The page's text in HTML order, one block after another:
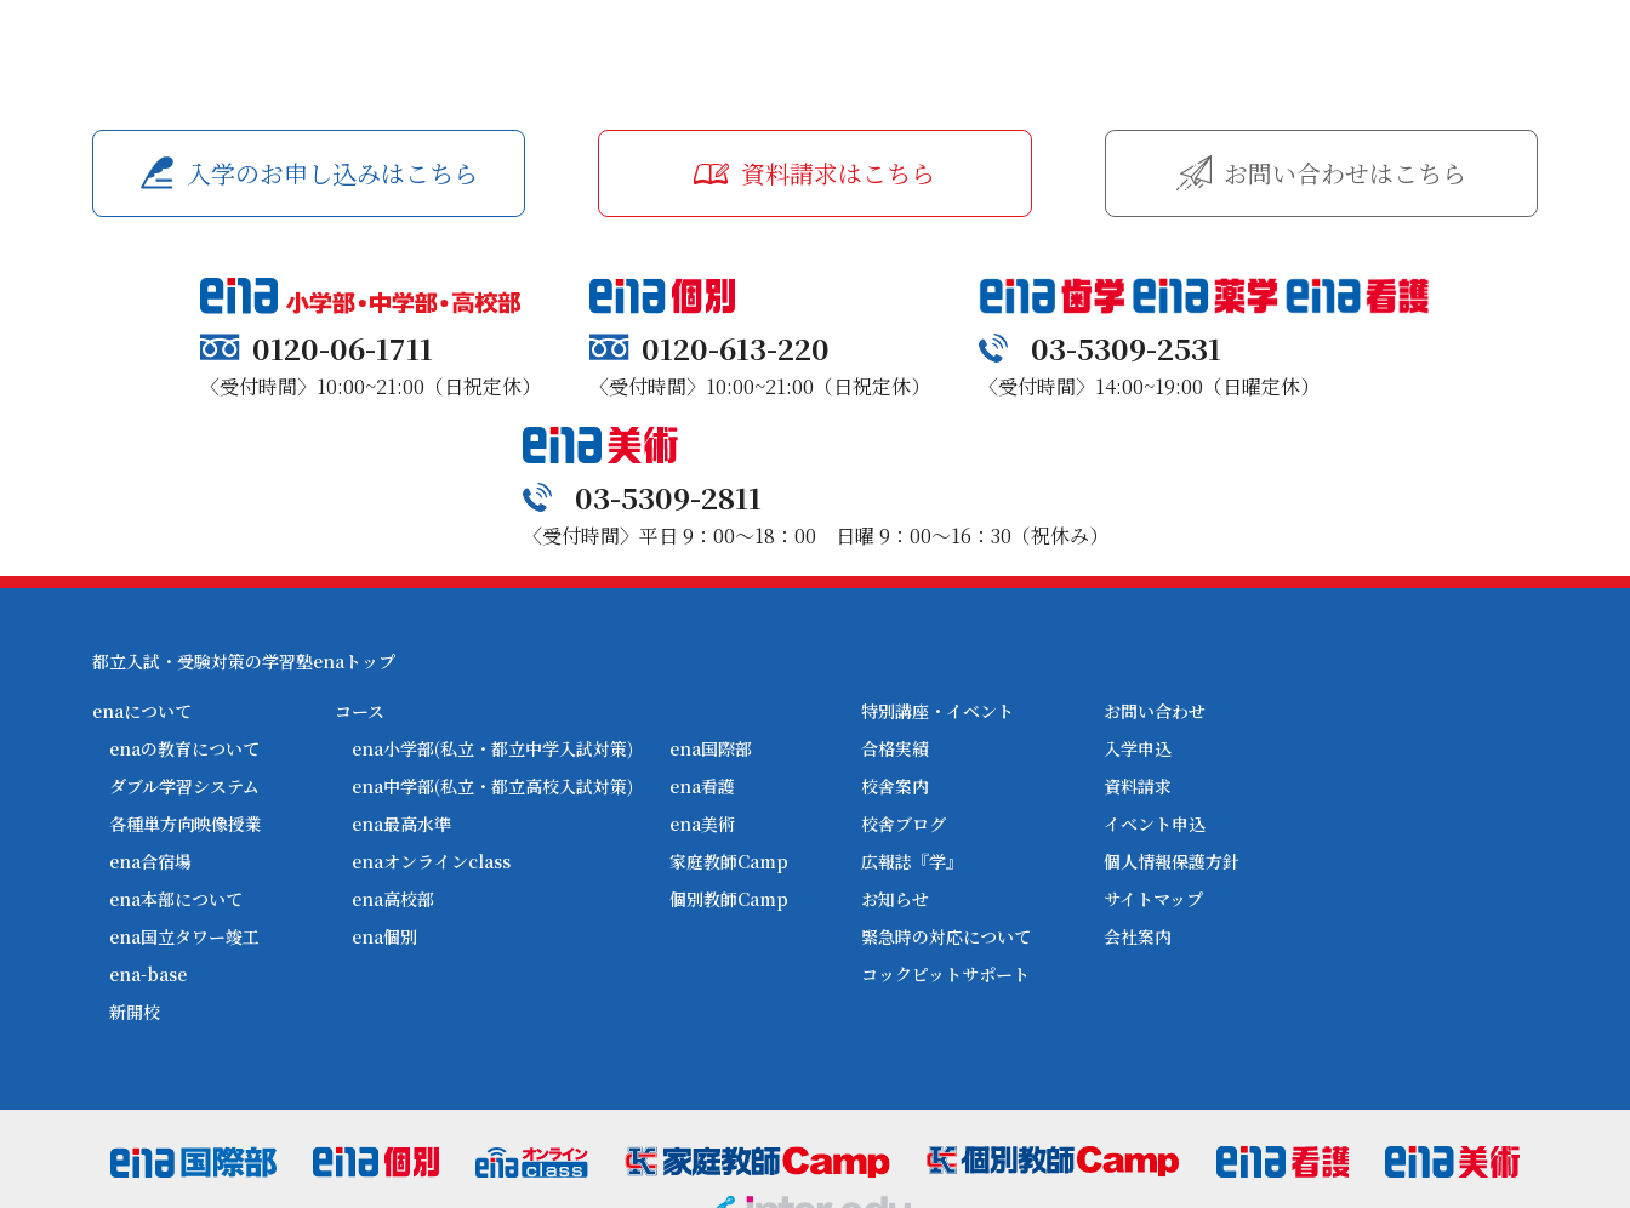
入学のお申し込みはこちら 資料請求はこちら お問い合わせはこちら
0120-06-1711
〈受付時間〉10:00~21:00（日祝定休）
0120-613-220
〈受付時間〉10:00~21:00（日祝定休）
03-5309-2531
〈受付時間〉14:00~19:00（日曜定休）
03-5309-2811
〈受付時間〉平日 9：00～18：00 日曜 9：00～16：30（祝休み）
都立入試・受験対策の学習塾enaトップ
enaについて
enaの教育について
ダブル学習システム
各種単方向映像授業
ena合宿場
ena本部について
ena国立タワー竣工
ena-base
新開校
コース
ena小学部(私立・都立中学入試対策)
ena中学部(私立・都立高校入試対策)
ena最高水準
enaオンラインclass
ena高校部
ena個別
ena国際部
ena看護
ena美術
家庭教師Camp
個別教師Camp
特別講座・イベント
合格実績
校舎案内
校舎ブログ
広報誌『学』
お知らせ
緊急時の対応について
コックピットサポート
お問い合わせ
入学申込
資料請求
イベント申込
個人情報保護方針
サイトマップ
会社案内